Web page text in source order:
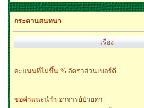
กระดานสนทนา
เรื่อง
คะแนนที่ไม่ขึ้น % อัตราส่วนเบอร์ดี
ขอคำแนะนำำ อาจารย์ป๋วยค่า